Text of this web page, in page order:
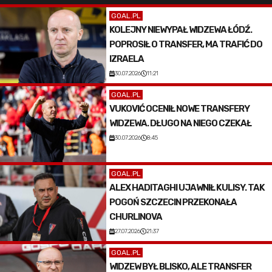
GOAL.PL
KOLEJNY NIEWYPAŁ WIDZEWA ŁÓDŹ.
POPROSIŁ O TRANSFER, MA TRAFIĆ DO
IZRAELA
30.07.2026 11:21
GOAL.PL
VUKOVIĆ OCENIŁ NOWE TRANSFERY
WIDZEWA. DŁUGO NA NIEGO CZEKAŁ
30.07.2026 8:45
GOAL.PL
ALEX HADITAGHI UJAWNIŁ KULISY. TAK
POGOŃ SZCZECIN PRZEKONAŁA
CHURLINOVA
27.07.2026 21:37
GOAL.PL
WIDZEW BYŁ BLISKO, ALE TRANSFER